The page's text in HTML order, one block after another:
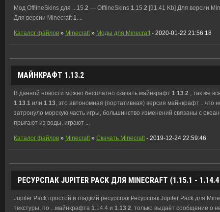
Мод OfflineSkins для ...15. 2 — OfflineSkins 1 .15. 2 [91.41 Kb] Для версии
Для версии Minecraft 1
Каталог файлов » Minecraft » Моды для Minecraft - 2020-01-22 21:56:18
МАЙНКРАФТ 1.13.2
В данной новости можно бесплатно скачать майнкрафт 1 13 2 , так же
1 13 1 или 1 13 , это автономная (портативная) версия майнкрафт ...что
затронуло морскую часть игры, большинство изменений связаны с
прыгают из воды, играют ...
Каталог файлов » Minecraft » Скачать Minecraft - 2019-12-24 22:59:46
РЕСУРСПАК JUPITER PACK ДЛЯ MINECRAFT (1.15.1 - 1
Jupiter Pack простой и гладкий ресурспак Ресурспак Jupiter Pack для
текстуры, по ...майнкрафта 1 .14.4 и 1 13 2 , только выдаёт сообщение о